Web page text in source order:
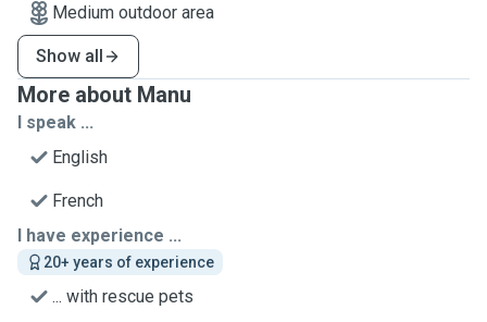
Medium outdoor area
Show all
More about Manu
I speak ...
English
French
I have experience ...
20+ years of experience
... with rescue pets